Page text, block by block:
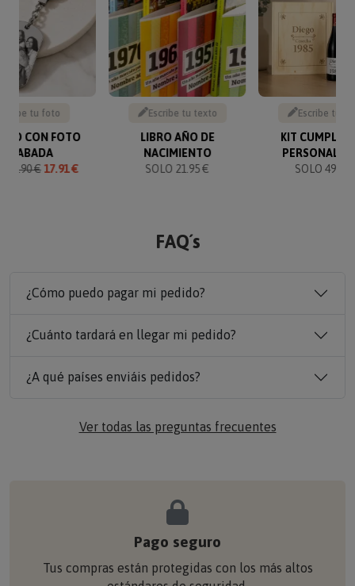
Sube tu foto
CON FOTO
GRABADA
19.90 €17.91 €
Escribe tu texto
LIBRO AÑO DE
NACIMIENTO
SOLO 21.95 €
Escribe tu
KIT
SOLO 49.90
FAQ´s
¿Cómo puedo pagar mi pedido?
¿Cuánto tardará en llegar mi pedido?
¿A qué países enviáis pedidos?
Ver todas las preguntas frecuentes
Pago seguro
Tus compras están protegidas con los más altos